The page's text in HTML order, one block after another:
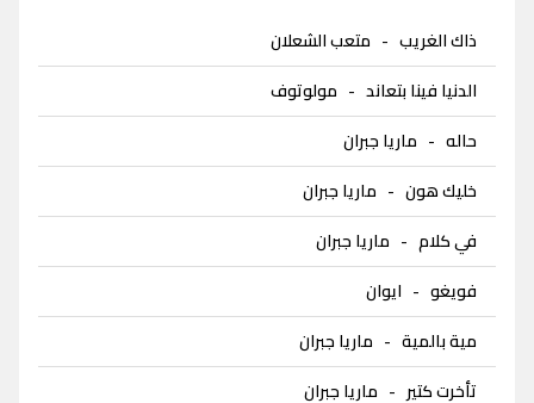
ذاك الغريب - متعب الشعلان
الدنيا فينا بتعاند - مولوتوف
حاله - ماريا جبران
خليك هون - ماريا جبران
في كلام - ماريا جبران
فويغو - ايوان
مية بالمية - ماريا جبران
تأخرت كتير - ماريا جبران